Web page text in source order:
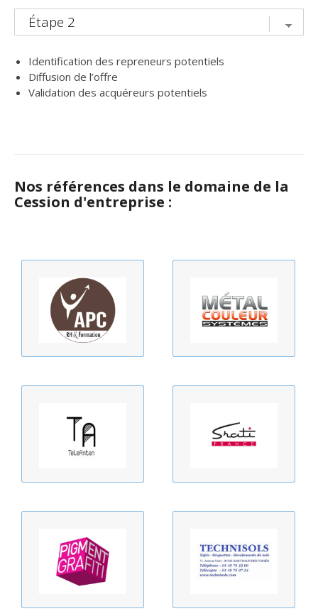
Identification des repreneurs potentiels
Diffusion de l’offre
Validation des acquéreurs potentiels
Nos références dans le domaine de la
Cession d'entreprise :